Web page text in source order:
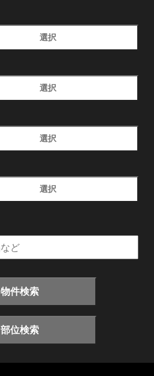
選択
選択
選択
選択
物件検索
部位検索